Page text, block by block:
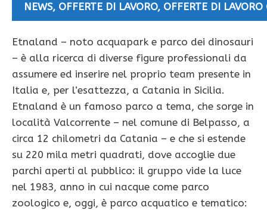
NEWS, OFFERTE DI LAVORO, OFFERTE DI LAVORO
Etnaland – noto acquapark e parco dei dinosauri
– è alla ricerca di diverse figure professionali da
assumere ed inserire nel proprio team presente in
Italia e, per l’esattezza, a Catania in Sicilia.
Etnaland è un famoso parco a tema, che sorge in
località Valcorrente – nel comune di Belpasso, a
circa 12 chilometri da Catania – e che si estende
su 220 mila metri quadrati, dove accoglie due
parchi aperti al pubblico: il gruppo vide la luce
nel 1983, anno in cui nacque come parco
zoologico e, oggi, è parco acquatico e tematico: